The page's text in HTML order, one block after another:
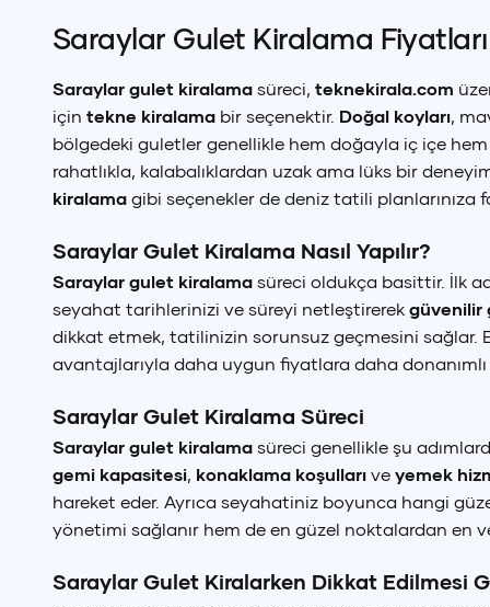
Saraylar Gulet Kiralama Fiyatları
Saraylar gulet kiralama süreci, teknekirala.com
için tekne kiralama bir seçenektir. Doğal koyları,
bölgedeki guletler genellikle hem doğayla iç içe
rahatlıkla, kalabalıklardan uzak ama lüks bir
kiralama gibi seçenekler de deniz tatili planlarınıza
Saraylar Gulet Kiralama Nasıl Yapılır?
Saraylar gulet kiralama süreci oldukça basittir. İlk
seyahat tarihlerinizi ve süreyi netleştirerek güvenilir
dikkat etmek, tatilinizin sorunsuz geçmesini sağlar.
avantajlarıyla daha uygun fiyatlara daha
Saraylar Gulet Kiralama Süreci
Saraylar gulet kiralama süreci genellikle şu
gemi kapasitesi, konaklama koşulları ve yemek
hareket eder. Ayrıca seyahatiniz boyunca hangi
yönetimi sağlanır hem de en güzel noktalardan en
Saraylar Gulet Kiralarken Dikkat Edilmesi